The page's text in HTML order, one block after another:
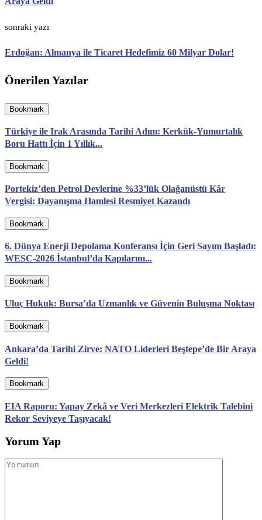
sonraki yazı
Erdoğan: Almanya ile Ticaret Hedefimiz 60 Milyar Dolar!
Önerilen Yazılar
Bookmark
Türkiye ile Irak Arasında Tarihi Adım: Kerkük-Yumurtalık
Boru Hattı İçin 1 Yıllık...
Bookmark
Portekiz’den Petrol Devlerine %33’lük Olağanüstü Kâr
Vergisi: Dayanışma Hamlesi Resmiyet Kazandı
Bookmark
6. Dünya Enerji Depolama Konferansı İçin Geri Sayım Başladı:
WESC-2026 İstanbul’da Kapılarını...
Bookmark
Uluç Hukuk: Bursa’da Uzmanlık ve Güvenin Buluşma Noktası
Bookmark
Ankara’da Tarihi Zirve: NATO Liderleri Beştepe’de Bir Araya
Geldi!
Bookmark
EIA Raporu: Yapay Zekâ ve Veri Merkezleri Elektrik Talebini
Rekor Seviyeye Taşıyacak!
Yorum Yap